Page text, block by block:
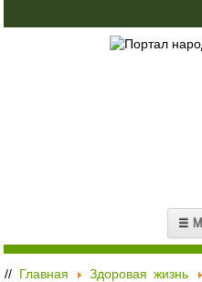
☰
// Главная Здоровая жизнь